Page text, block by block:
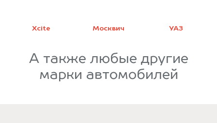
Xcite Москвич УАЗ
А также любые другие
марки автомобилей